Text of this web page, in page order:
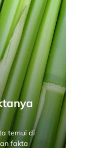
temui di
fakta